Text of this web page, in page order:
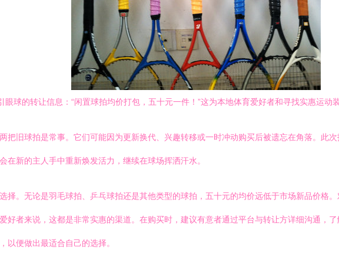
球的转让信息：“闲置球拍均价打包，五十元一件！”这为本地体育爱好者和寻找实惠运动
把旧球拍是常事。它们可能因为更新换代、兴趣转移或一时冲动购买后被遗忘在角落。此
在新的主人手中重新焕发活力，继续在球场挥洒汗水。
择。无论是羽毛球拍、乒乓球拍还是其他类型的球拍，五十元的均价远低于市场新品价格
好者来说，这都是非常实惠的渠道。在购买时，建议有意者通过平台与转让方详细沟通，
以便做出最适合自己的选择。